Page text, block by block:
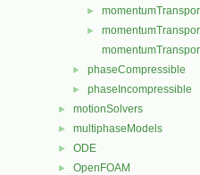
►
►
► phaseCompressible
► phaseIncompressible
► motionSolvers
► multiphaseModels
► ODE
► OpenFOAM